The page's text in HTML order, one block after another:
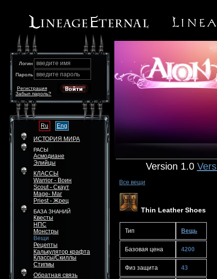
Логин введите имя
Пароль введите пароль
Забыл пароль?
Регистрация
Ru
Eng
ИСТОРИЯ МИРА
РАСЫ
Асмодиане
Элийцы
КЛАССЫ
Warrior - Воин
Scout - Скаут
Mage- Маг
Priest - Жрец
БАЗА ЗНАНИЙ
Квесты
НПС
Монстры
Вещи
Рецепты
Калькулятор крафта
Классы/Скиллы
Стигмы
Обратная связь
Version 1.0
Все вещи
Thin Leather Shoes
Тип Вещь
Базовая цена 4200
Физ защита 43